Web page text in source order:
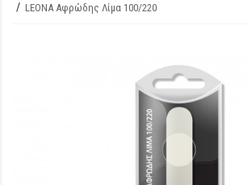
LEONA Αφρώδης Λίμα 100/220